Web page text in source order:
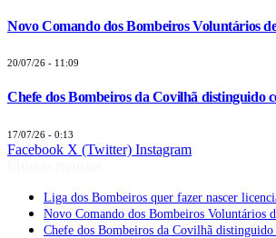
Novo Comando dos Bombeiros Voluntários
20/07/26 - 11:09
Chefe dos Bombeiros da Covilhã distinguido
17/07/26 - 0:13
Facebook X (Twitter) Instagram
Liga dos Bombeiros quer fazer nascer
Novo Comando dos Bombeiros Voluntários
Chefe dos Bombeiros da Covilhã